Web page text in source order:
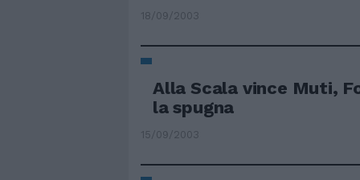
18/09/2003
Alla Scala vince Muti,
la spugna
15/09/2003